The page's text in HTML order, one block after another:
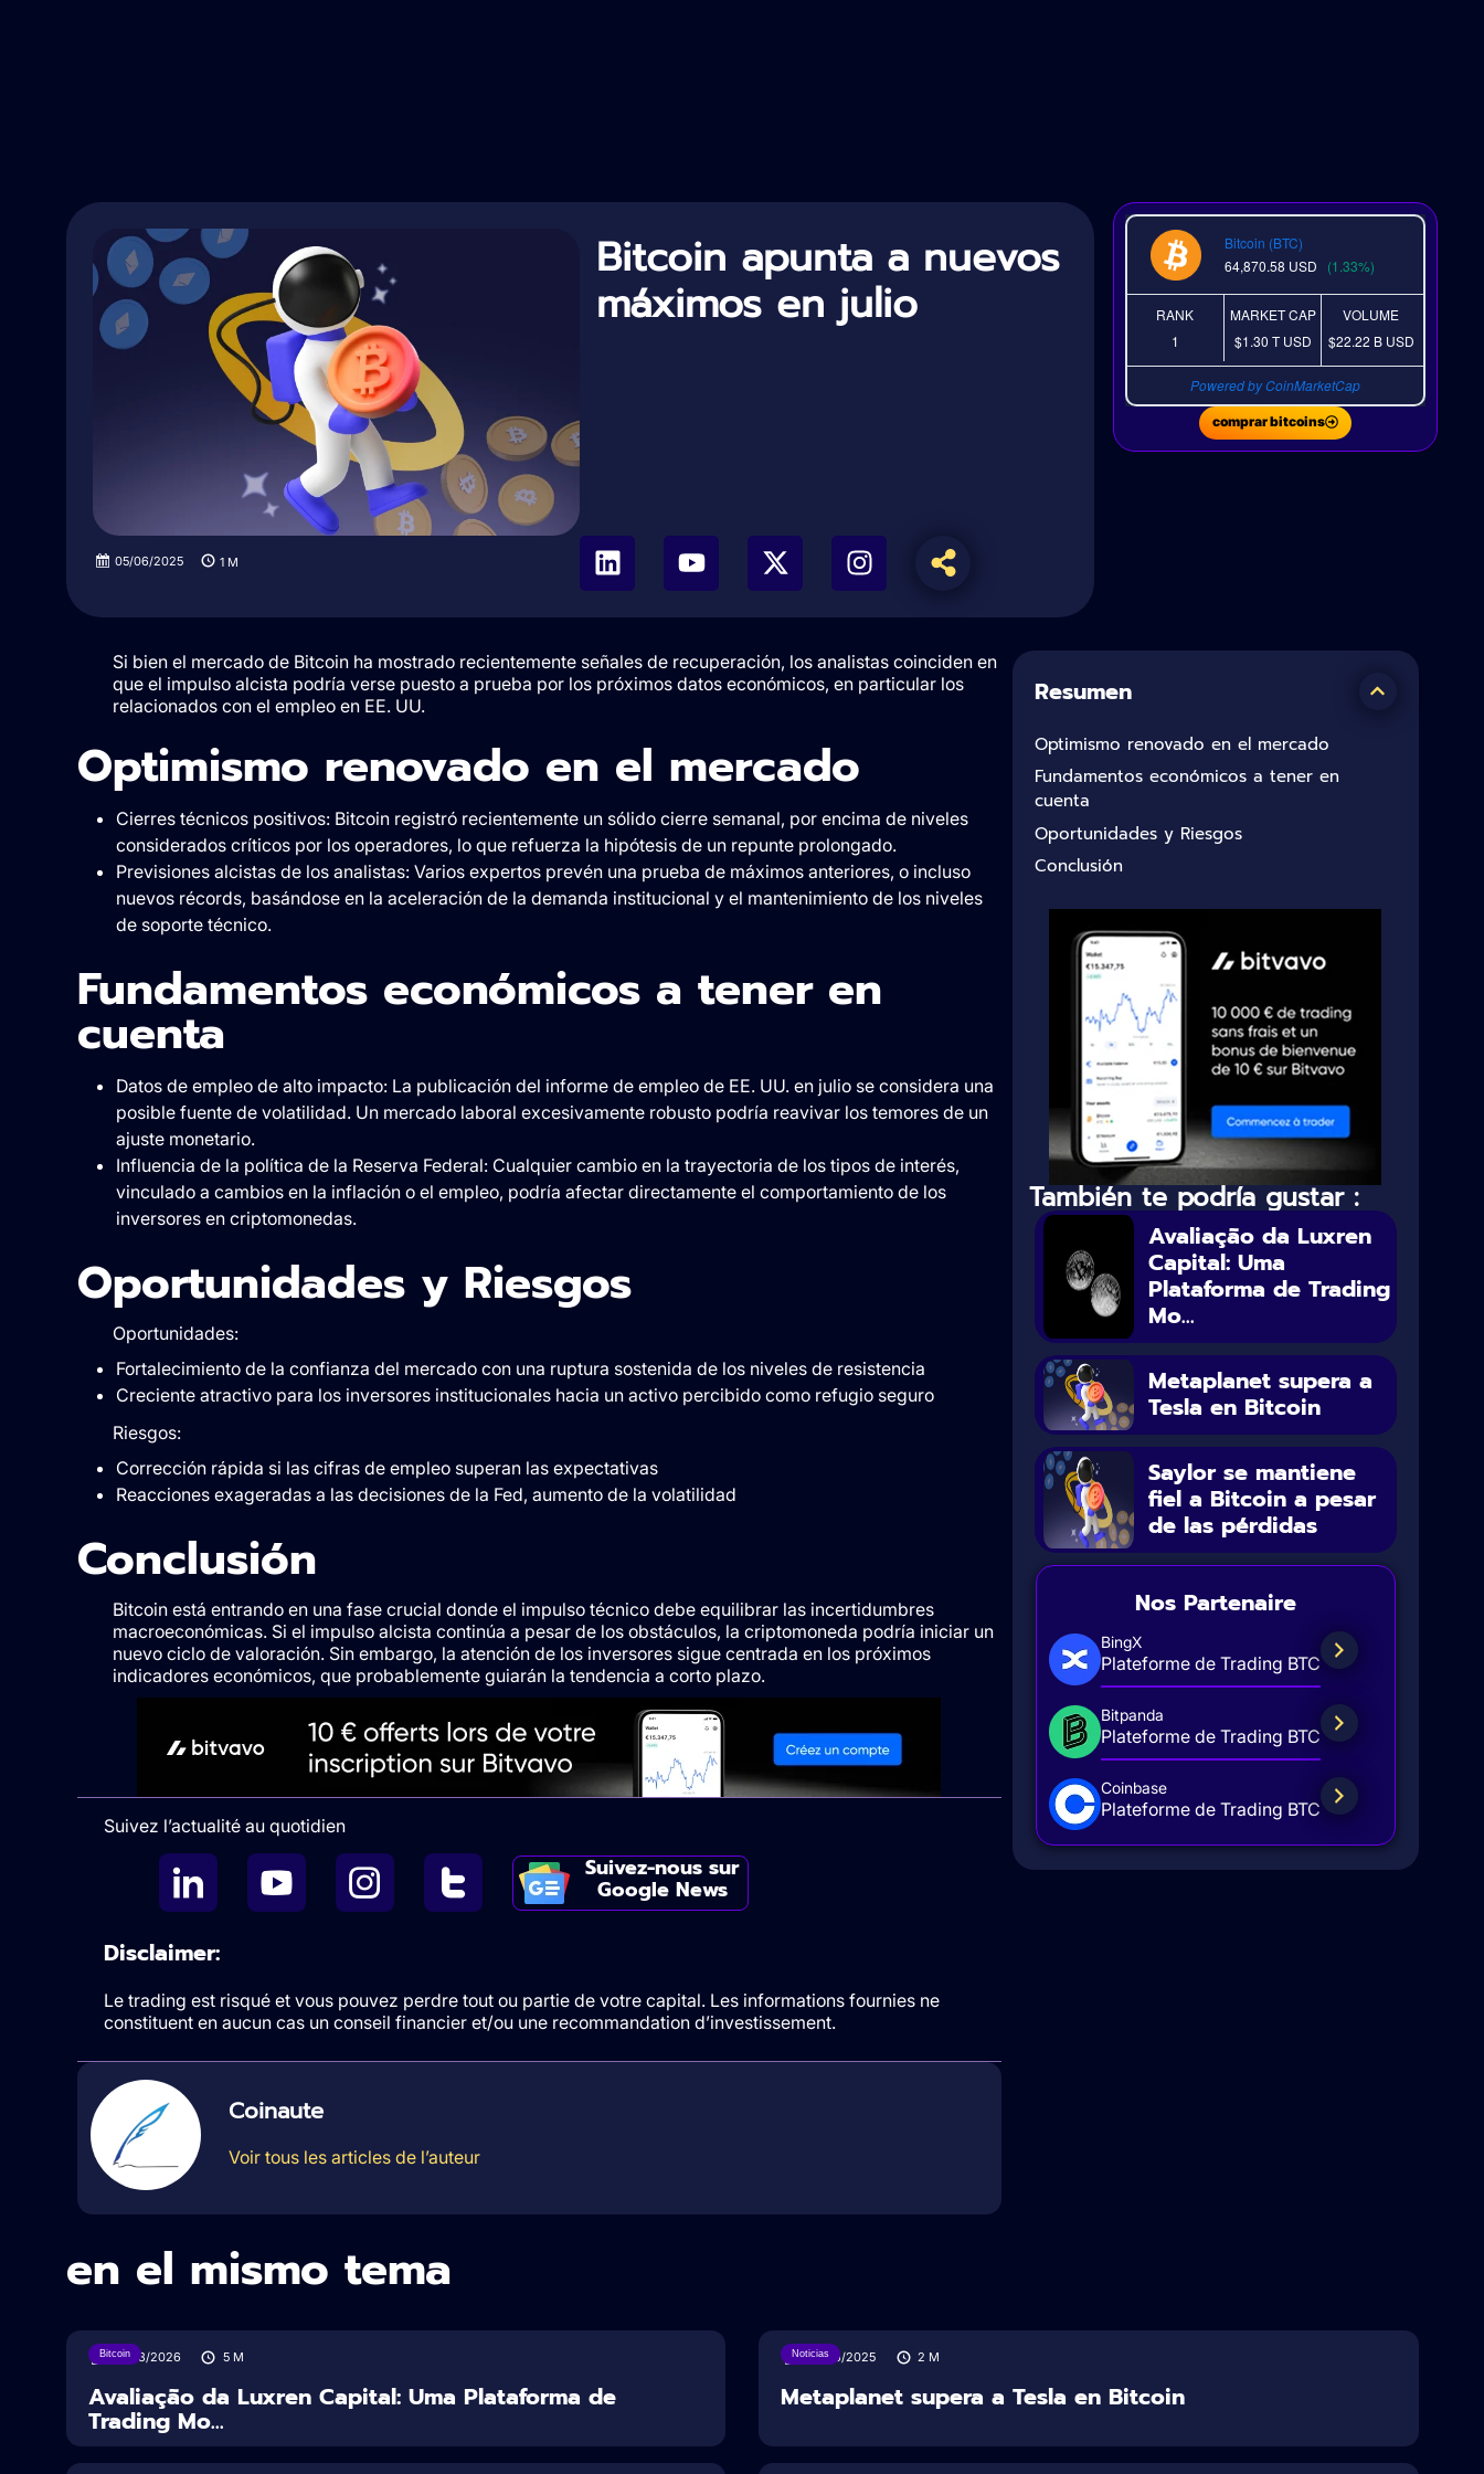
Bitcoin apunta a nuevos
máximos en julio
05/06/2025 1 M
Bitcoin (BTC)
64,870.58 USD (1.33%)
RANK
1
MARKET CAP
$1.30 TUSD
VOLUME
$22.22 B USD
Powered by CoinMarketCap
comprar bitcoins
Si bien el mercado de Bitcoin ha mostrado recientemente señales de recuperación, los analistas coinciden en
que el impulso alcista podría verse puesto a prueba por los próximos datos económicos, en particular los
relacionados con el empleo en EE. UU.
Optimismo renovado en el mercado
Cierres técnicos positivos: Bitcoin registró recientemente un sólido cierre semanal, por encima de niveles
considerados críticos por los operadores, lo que refuerza la hipótesis de un repunte prolongado.
Previsiones alcistas de los analistas: Varios expertos prevén una prueba de máximos anteriores, o incluso
nuevos récords, basándose en la aceleración de la demanda institucional y el mantenimiento de los niveles
de soporte técnico.
Fundamentos económicos a tener en
cuenta
Datos de empleo de alto impacto: La publicación del informe de empleo de EE. UU. en julio se considera una
posible fuente de volatilidad. Un mercado laboral excesivamente robusto podría reavivar los temores de un
ajuste monetario.
Influencia de la política de la Reserva Federal: Cualquier cambio en la trayectoria de los tipos de interés,
vinculado a cambios en la inflación o el empleo, podría afectar directamente el comportamiento de los
inversores en criptomonedas.
Oportunidades y Riesgos
Oportunidades:
Fortalecimiento de la confianza del mercado con una ruptura sostenida de los niveles de resistencia
Creciente atractivo para los inversores institucionales hacia un activo percibido como refugio seguro
Riesgos:
Corrección rápida si las cifras de empleo superan las expectativas
Reacciones exageradas a las decisiones de la Fed, aumento de la volatilidad
Conclusión
Bitcoin está entrando en una fase crucial donde el impulso técnico debe equilibrar las incertidumbres
macroeconómicas. Si el impulso alcista continúa a pesar de los obstáculos, la criptomoneda podría iniciar un
nuevo ciclo de valoración. Sin embargo, la atención de los inversores sigue centrada en los próximos
indicadores económicos, que probablemente guiarán la tendencia a corto plazo.
Suivez l’actualité au quotidien
Suivez-nous sur
Google News
Disclaimer:
Le trading est risqué et vous pouvez perdre tout ou partie de votre capital. Les informations fournies ne
constituent en aucun cas un conseil financier et/ou une recommandation d’investissement.
Coinaute
Voir tous les articles de l’auteur
Resumen
Optimismo renovado en el mercado
Fundamentos económicos a tener en
cuenta
Oportunidades y Riesgos
Conclusión
También te podría gustar :
Avaliação da Luxren
Capital: Uma
Plataforma de Trading
Mo...
Metaplanet supera a
Tesla en Bitcoin
Saylor se mantiene
fiel a Bitcoin a pesar
de las pérdidas
Nos Partenaire
BingX
Plateforme de Trading BTC
Bitpanda
Plateforme de Trading BTC
Coinbase
Plateforme de Trading BTC
en el mismo tema
Bitcoin
31/03/2026 5 M
Avaliação da Luxren Capital: Uma Plataforma de
Trading Mo...
Noticias
26/06/2025 2 M
Metaplanet supera a Tesla en Bitcoin